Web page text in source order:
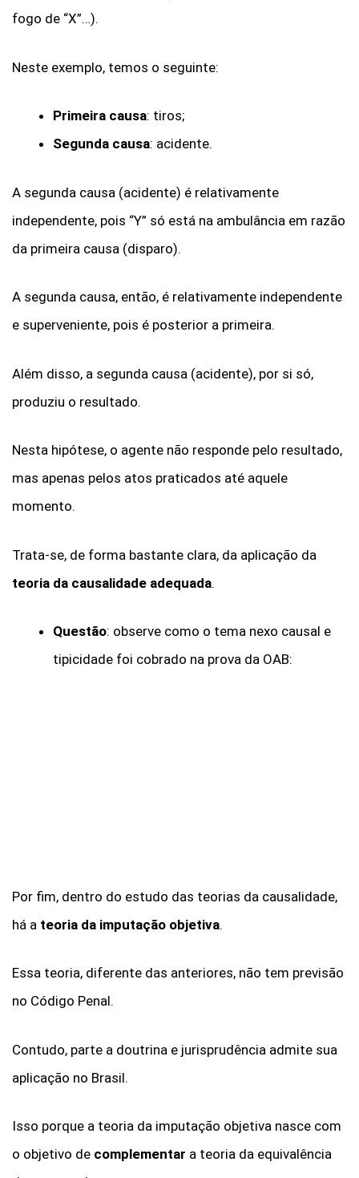
fogo de “X”…).
Neste exemplo, temos o seguinte:
Primeira causa: tiros;
Segunda causa: acidente.
A segunda causa (acidente) é relativamente
independente, pois “Y” só está na ambulância em razão
da primeira causa (disparo).
A segunda causa, então, é relativamente independente
e superveniente, pois é posterior a primeira.
Além disso, a segunda causa (acidente), por si só,
produziu o resultado.
Nesta hipótese, o agente não responde pelo resultado,
mas apenas pelos atos praticados até aquele
momento.
Trata-se, de forma bastante clara, da aplicação da
teoria da causalidade adequada.
Questão: observe como o tema nexo causal e
tipicidade foi cobrado na prova da OAB:
Por fim, dentro do estudo das teorias da causalidade,
há a teoria da imputação objetiva.
Essa teoria, diferente das anteriores, não tem previsão
no Código Penal.
Contudo, parte a doutrina e jurisprudência admite sua
aplicação no Brasil.
Isso porque a teoria da imputação objetiva nasce com
o objetivo de complementar a teoria da equivalência